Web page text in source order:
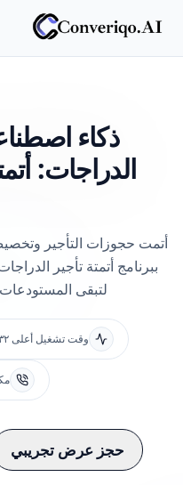
ذكاء
الدراجات:
أتمت حجوزات التأجير
ببرنامج أتمتة تأجير
لتبقى
وقت تشغيل أعلى ٣٢٪
حجز عرض تجريبي